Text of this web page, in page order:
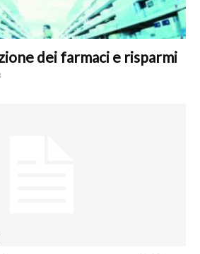
dei farmaci e risparmi